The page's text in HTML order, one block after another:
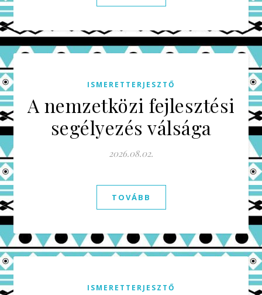
ISMERETTERJESZTŐ
A nemzetközi fejlesztési
segélyezés válsága
2026.08.02.
TOVÁBB
ISMERETTERJESZTŐ